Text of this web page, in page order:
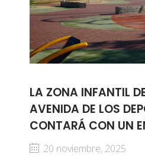
LA ZONA INFANTIL
AVENIDA DE LOS
CONTARÁ CON UN
20 noviembre, 2025